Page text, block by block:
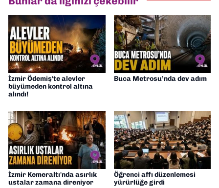
Gazetesi'nde editörlük yapıyorum
İzmir Ödemiş'te alevler
büyümeden kontrol altına
alındı!
Buca Metrosu’nda dev adım
İzmir Kemeraltı'nda asırlık
ustalar zamana direniyor
Öğrenci affı düzenlemesi
yürürlüğe girdi